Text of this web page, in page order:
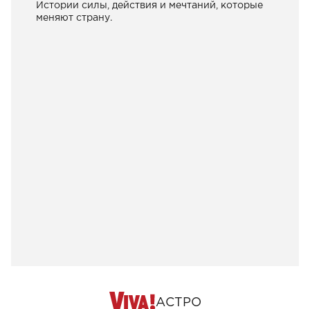
Истории силы, действия и мечтаний, которые
меняют страну.
АСТРО